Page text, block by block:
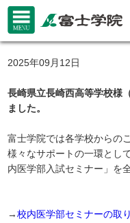
2025年09月12日
長崎県立長崎西高等学校様
ました。
富士学院では各学校からの
様々なサポートの一環とし
内医学部入試セミナー」を
→校内医学部セミナーの取